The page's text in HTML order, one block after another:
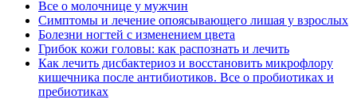
Все о молочнице у мужчин
Симптомы и лечение опоясывающего лишая у взрослых
Болезни ногтей с изменением цвета
Грибок кожи головы: как распознать и лечить
Как лечить дисбактериоз и восстановить микрофлору
кишечника после антибиотиков. Все о пробиотиках и
пребиотиках